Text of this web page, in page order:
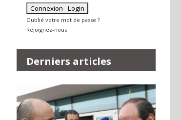
Oublié votre mot de passe ?
Rejoignez-nous
Derniers articles